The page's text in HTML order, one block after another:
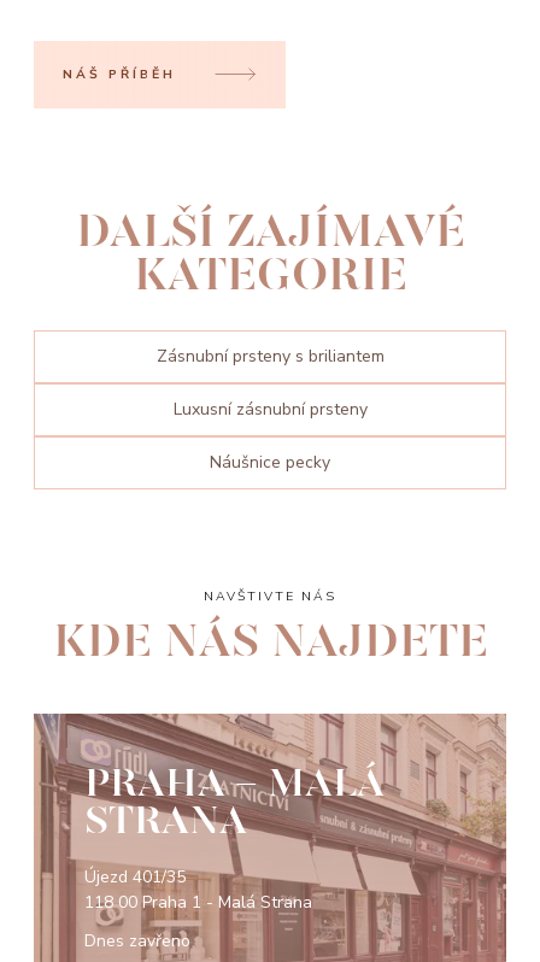
NÁŠ PŘÍBĚH
DALŠÍ ZAJÍMAVÉ
KATEGORIE
Zásnubní prsteny s briliantem
Luxusní zásnubní prsteny
Náušnice pecky
NAVŠTIVTE NÁS
KDE NÁS NAJDETE
PRAHA - MALÁ
STRANA
Újezd 401/35
118 00 Praha 1 - Malá Strana
Dnes zavřeno